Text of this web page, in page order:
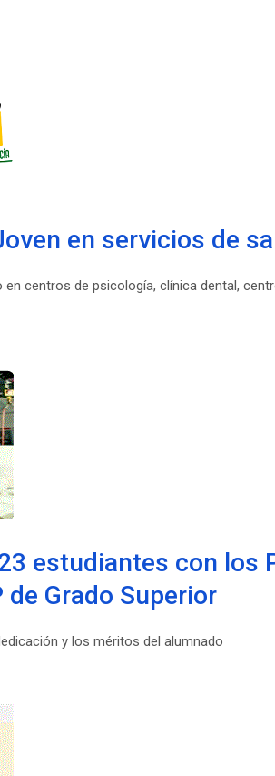
en servicios de
en centros de psicología, clínica dental,
estudiantes con los
Grado Superior
y los méritos del alumnado